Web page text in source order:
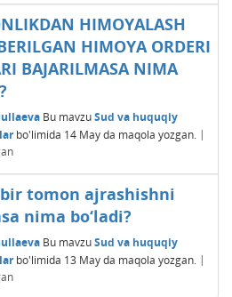
HIMOYALASH
HIMOYA ORDЕRI
BAJARILMASA NIMA
Bu mavzuSud va huquqiy
bo'limida 14 May da maqola yozgan. |
tomon ajrashishni
nima bo‘ladi?
Bu mavzuSud va huquqiy
bo'limida 13 May da maqola yozgan. |